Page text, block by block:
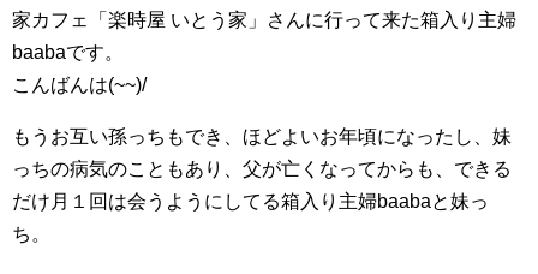
家カフェ「 楽時屋 いとう家 」さんに行って来た箱入り主婦
baabaです。
こんばんは(~~)/
もうお互い孫っちもでき、ほどよいお年頃になったし、妹
っちの病気のこともあり、父が亡くなってからも、できる
だけ月１回は会うようにしてる箱入り主婦baabaと妹っ
ち。